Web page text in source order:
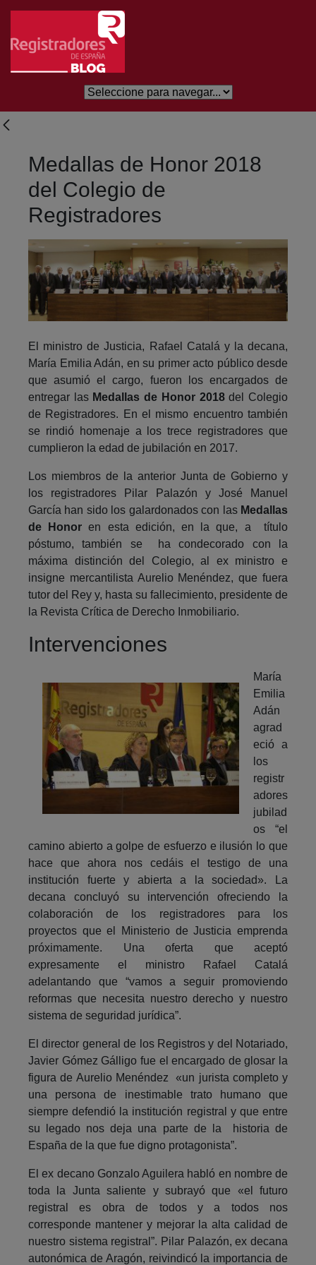
Skip to Main Content
Medallas de Honor 2018
del Colegio de
Registradores
El ministro de Justicia, Rafael Catalá y la decana,
María Emilia Adán, en su primer acto público desde
que asumió el cargo, fueron los encargados de
entregar las Medallas de Honor 2018del Colegio
de Registradores. En el mismo encuentro también
se rindió homenaje a los trece registradores que
cumplieron la edad de jubilación en 2017.
Los miembros de la anterior Junta de Gobierno y
los registradores Pilar Palazón y José Manuel
García han sido los galardonados con las Medallas
de Honor en esta edición, en la que, a título
póstumo, también se ha condecorado con la
máxima distinción del Colegio, al ex ministro e
insigne mercantilista Aurelio Menéndez, que fuera
tutor del Rey y, hasta su fallecimiento, presidente de
la Revista Crítica de Derecho Inmobiliario.
Intervenciones
María
Emilia
Adán
agrad
eció a
los
registr
adores
jubilad
os “el
camino abierto a golpe de esfuerzo e ilusión lo que
hace que ahora nos cedáis el testigo de una
institución fuerte y abierta a la sociedad». La
decana concluyó su intervención ofreciendo la
colaboración de los registradores para los
proyectos que el Ministerio de Justicia emprenda
próximamente. Una oferta que aceptó
expresamente el ministro Rafael Catalá
adelantando que “vamos a seguir promoviendo
reformas que necesita nuestro derecho y nuestro
sistema de seguridad jurídica”.
El director general de los Registros y del Notariado,
Javier Gómez Gálligo fue el encargado de glosar la
figura de Aurelio Menéndez «un jurista completo y
una persona de inestimable trato humano que
siempre defendió la institución registral y que entre
su legado nos deja una parte de la historia de
España de la que fue digno protagonista”.
El ex decano Gonzalo Aguilera habló en nombre de
toda la Junta saliente y subrayó que «el futuro
registral es obra de todos y a todos nos
corresponde mantener y mejorar la alta calidad de
nuestro sistema registral”. Pilar Palazón, ex decana
autonómica de Aragón, reivindicó la importancia de